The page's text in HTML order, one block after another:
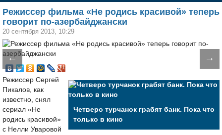
Режиссер фильма «Не родись красивой» теперь
говорит по-азербайджански
20 сентября 2013, 10:29
← →
Четверо турчанок грабят банк. Пока что
только в кино
Режиссер Сергей
Пикалов, как
известно, снял
сериал «Не
родись красивой»
с Нелли Уваровой